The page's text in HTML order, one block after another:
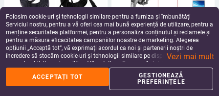
Conexiune USB mascul femela la 3
RCA Adaptor femela Convertor
audio Cablu AV video Cablu USB la
2 RCA pentru cablu TV HDTV TV
39.83Lei
add_shopping_cart
Celestron Nexstar Hand Control
USB RS232 Serial la RJ9 4P4C
Cablu de actualizare firmware
pentru Celestron Nextstar Hand
Control
165.69Lei
add_shopping_cart
Folosim cookie-uri și tehnologii similare pentru a furniza și îmbunătăți
Serviciul nostru, pentru a vă oferi cea mai bună experiență de utilizare, pentru a
menține securitatea platformei, pentru a personaliza conținutul și reclamele și
pentru a măsura eficacitatea campaniilor noastre de marketing. Alegerea
opțiunii „Acceptă tot”, vă exprimați acordul ca noi și partenerii noștri de
încredere să stocăm cookie-uri și tehnologii similare pe dispozitivul dvs. în
scopuri publicitare și analitice. Vă puteți gestiona preferințele în orice moment
făcând clic pe „Gestionează preferințele”. Pentru mai multe informații, vă
rugăm să consultațiPolitica noastră de confidențialitate.
Vezi mai mult
ACCEPTAȚI TOT
GESTIONEAZĂ
PREFERINȚELE